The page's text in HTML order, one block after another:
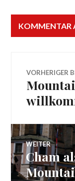
VORHERIGER
Vorheriger
Beitrag:
WEITER
Nächster
Beitrag:
Cham